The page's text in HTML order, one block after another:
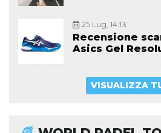
25 Lug, 14:13
Recensione
Asics Gel
VISUALIZZA